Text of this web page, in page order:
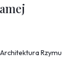
Rzymu